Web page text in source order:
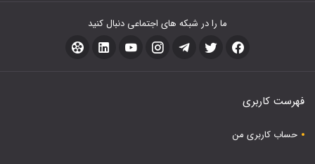
ما را در شبکه های اجتماعی دنبال کنید
فهرست کاربری
حساب کاربری من